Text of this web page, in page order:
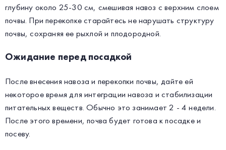
глубину около 25-30 см, смешивая навоз с верхним слоем
почвы. При перекопке старайтесь не нарушать структуру
почвы, сохраняя ее рыхлой и плодородной.
Ожидание перед посадкой
После внесения навоза и перекопки почвы, дайте ей
некоторое время для интеграции навоза и стабилизации
питательных веществ. Обычно это занимает 2 - 4 недели.
После этого времени, почва будет готова к посадке и
посеву.